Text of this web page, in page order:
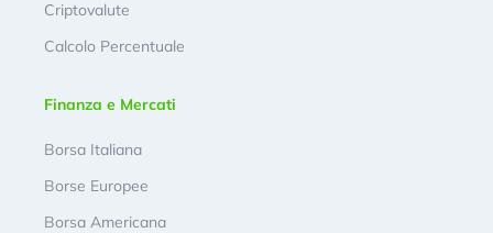
Criptovalute
Calcolo Percentuale
Finanza e Mercati
Borsa Italiana
Borse Europee
Borsa Americana